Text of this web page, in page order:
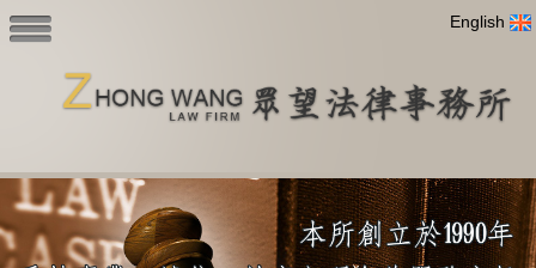
English